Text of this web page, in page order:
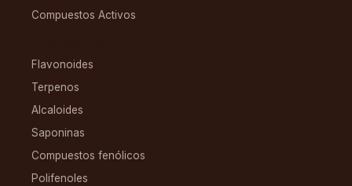
Compuestos Activos
Flavonoides
Terpenos
Alcaloides
Saponinas
Compuestos fenólicos
Polifenoles